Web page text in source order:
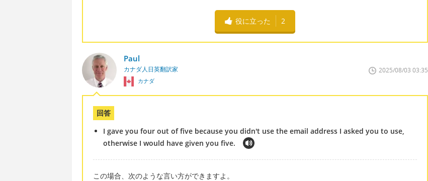
役に立った 2
Paul
カナダ人日英翻訳家
カナダ
2025/08/03 03:35
回答
I gave you four out of five because you didn't use the email address I asked you to use,
otherwise I would have given you five.
この場合、次のような言い方ができますよ。